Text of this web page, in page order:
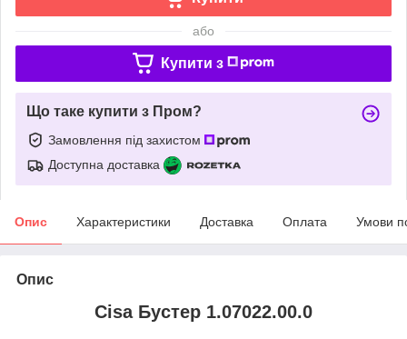
або
Купити з
Що таке купити з Пром?
Замовлення під захистом
Доступна доставка
Опис Характеристики Доставка Оплата Умови
Опис
Cisa Бустер 1.07022.00.0